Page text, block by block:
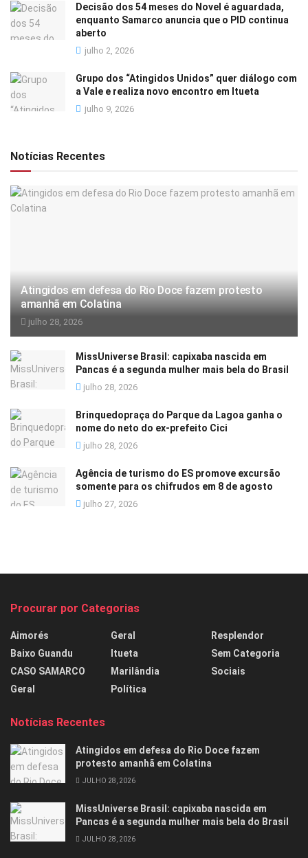
Decisão dos 54 meses do Novel é aguardada,
enquanto Samarco anuncia que o PID continua
aberto
julho 2, 2026
Grupo dos “Atingidos Unidos” quer diálogo com
a Vale e realiza novo encontro em Itueta
julho 9, 2026
Notícias Recentes
Atingidos em defesa do Rio Doce fazem protesto
amanhã em Colatina
julho 28, 2026
MissUniverse Brasil: capixaba nascida em
Pancas é a segunda mulher mais bela do Brasil
julho 28, 2026
Brinquedopraça do Parque da Lagoa ganha o
nome do neto do ex-prefeito Cici
julho 28, 2026
Agência de turismo do ES promove excursão
somente para os chifrudos em 8 de agosto
julho 27, 2026
Procurar por Categorias
Aimorés
Baixo Guandu
CASO SAMARCO
Geral
Geral
Itueta
Marilândia
Política
Resplendor
Sem Categoria
Sociais
Notícias Recentes
Atingidos em defesa do Rio Doce fazem
protesto amanhã em Colatina
JULHO 28, 2026
MissUniverse Brasil: capixaba nascida em
Pancas é a segunda mulher mais bela do Brasil
JULHO 28, 2026